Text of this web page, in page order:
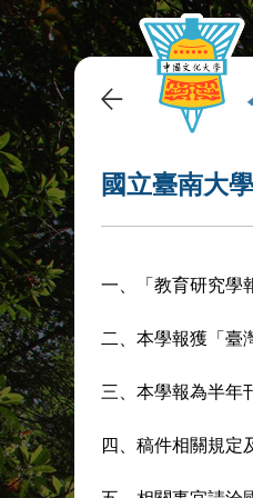
國立臺南大
一、「教育研究學
二、本學報獲「臺
三、本學報為半年
四、稿件相關規定